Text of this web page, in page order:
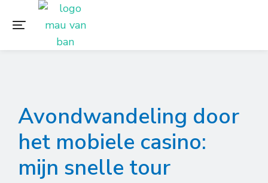
Avondwandeling door
het mobiele casino:
mijn snelle tour